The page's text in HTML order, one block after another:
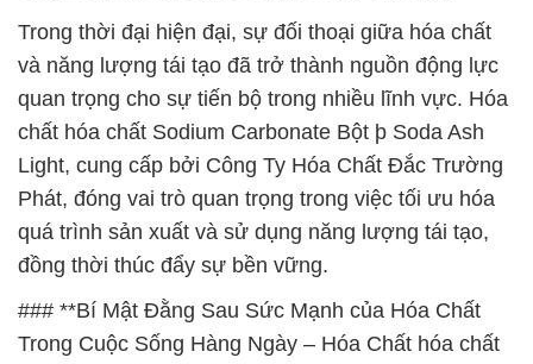
Trong thời đại hiện đại, sự đối thoại giữa hóa chất
và năng lượng tái tạo đã trở thành nguồn động lực
quan trọng cho sự tiến bộ trong nhiều lĩnh vực. Hóa
chất hóa chất Sodium Carbonate Bột þ Soda Ash
Light, cung cấp bởi Công Ty Hóa Chất Đắc Trường
Phát, đóng vai trò quan trọng trong việc tối ưu hóa
quá trình sản xuất và sử dụng năng lượng tái tạo,
đồng thời thúc đẩy sự bền vững.
### **Bí Mật Đằng Sau Sức Mạnh của Hóa Chất
Trong Cuộc Sống Hàng Ngày – Hóa Chất hóa chất